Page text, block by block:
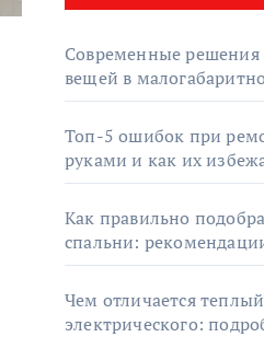
Современные решения
вещей в
Топ-5 ошибок при
руками и как их
Как правильно
спальни:
Чем отличается
электрического: